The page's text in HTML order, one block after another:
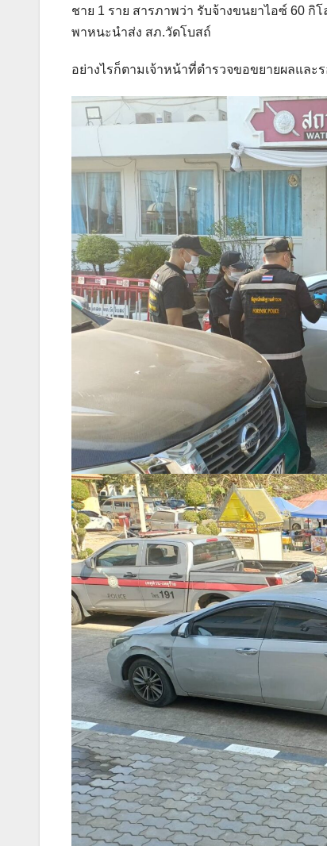
ชาย 1 ราย สารภาพว่า รับจ้างขนยาไอซ์ 60 กิ
พาหนะนำส่ง สภ.วัดโบสถ์
อย่างไรก็ตามเจ้าหน้าที่ตำรวจขอขยายผลแล